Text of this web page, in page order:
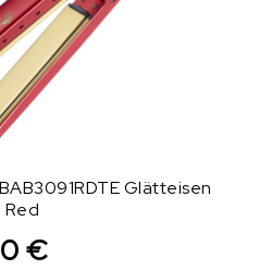
Glätteisen
Red
€